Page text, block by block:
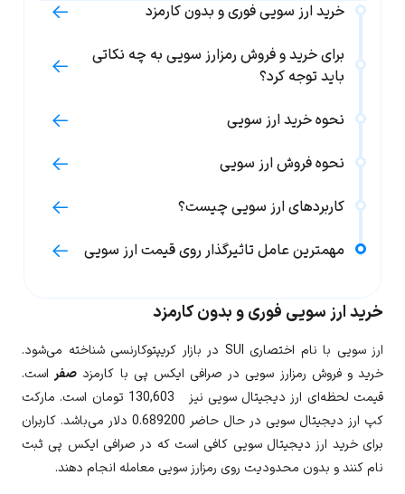
خرید ارز سویی فوری و بدون کارمزد
ارزسویی با نام اختصاری SUI در بازار کریپتوکارنسی شناخته می‌شود.
خرید و فروش رمزارز سویی در صرافی ایکس پی با کارمزد صفراست.
قیمت لحظه‌ای ارز دیجیتالسویی نیز 130,603 تومان است. مارکت
کپ ارز دیجیتال سویی در حال حاضر 0.689200 دلار می‌باشد. کاربران
برای خرید ارز دیجیتالسویی کافی است که در صرافی ایکس پی ثبت
نام کنند و بدون محدودیت روی رمزارز سویی معامله انجام دهند.
خرید ارز سویی فوری و بدون کارمزد
برای خرید و فروش رمزارز سویی به چه نکاتی
باید توجه کرد؟
نحوه خرید ارز سویی
نحوه فروش ارز سویی
کاربردهای ارز سویی چیست؟
مهمترین عامل تاثیرگذار روی قیمت ارز سویی